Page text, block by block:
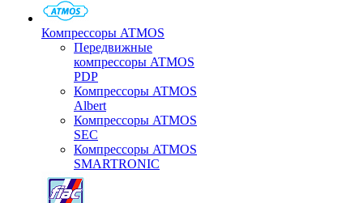
Компрессоры ATMOS
Передвижные
компрессоры ATMOS
PDP
Компрессоры ATMOS
Albert
Компрессоры ATMOS
SEC
Компрессоры ATMOS
SMARTRONIC